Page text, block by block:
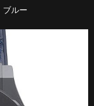
ブルー